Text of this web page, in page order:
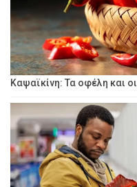
Καψαϊκίνη: Τα οφέλη και